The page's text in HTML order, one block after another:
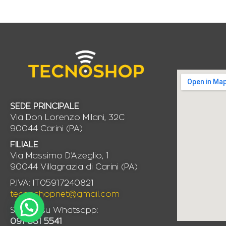
SEDE PRINCIPALE
Via Don Lorenzo Milani, 32C
90044 Carini (PA)
FILIALE
Via Massimo D’Azeglio, 1
90044 Villagrazia di Carini (PA)
P.IVA: IT05917240821
tecnoshopnet@gmail.com
Scrivici su Whatsapp:
091 881 5541